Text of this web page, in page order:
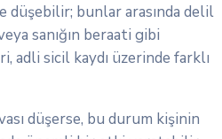
düşebilir; bunlar arasında delil
sanığın beraati gibi
adli sicil kaydı üzerinde farklı
düşerse, bu durum kişinin